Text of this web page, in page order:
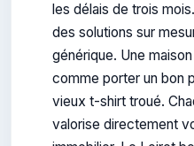
les délais de trois
des solutions sur
générique. Une
comme porter un bon
vieux t-shirt troué.
valorise directement